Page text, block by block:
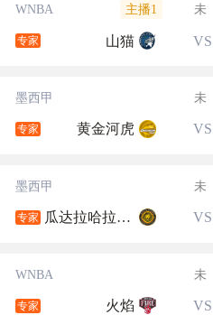
WNBA 主播1 未
专家 山猫 VS
墨西甲 未
专家 黄金河虎 VS
墨西甲 未
专家 瓜达拉哈拉大学 VS
WNBA 未
专家 火焰 VS